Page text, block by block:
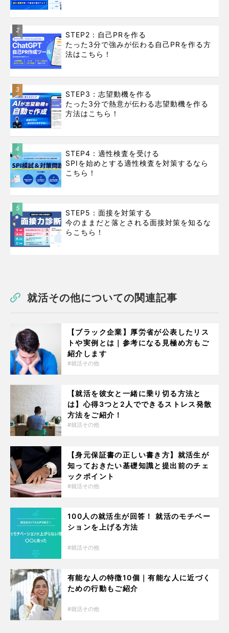
2
STEP2：自己PRを作る
たった3分で強みが伝わる自己PRを作る方
法はこちら！
3
STEP3：志望動機を作る
たった3分で熱意が伝わる志望動機を作る
方法はこちら！
4
STEP4：適性検査を受ける
SPIを始めとする適性検査を対策するなら
こちら！
5
STEP5：面接を対策する
今のままだと落とされる面接対策を知るな
らこちら！
就活その他についての関連記事
【ブラック企業】厚労省が公表したリス
トや実例とは｜参考になる見極め方もご
紹介します
就活その他
【就活を彼女と一緒に乗り切る方法と
は】心得3つと2人でできるストレス発散
方法をご紹介！
就活その他
【身元保証書の正しい書き方】就活生が
知っておきたい基礎知識と提出前のチェ
ックポイント
就活その他
100人の就活生が回答！ 就活のモチベー
ションを上げる方法
就活その他
有能な人の特徴10個｜有能な人に近づく
ための行動もご紹介
就活その他